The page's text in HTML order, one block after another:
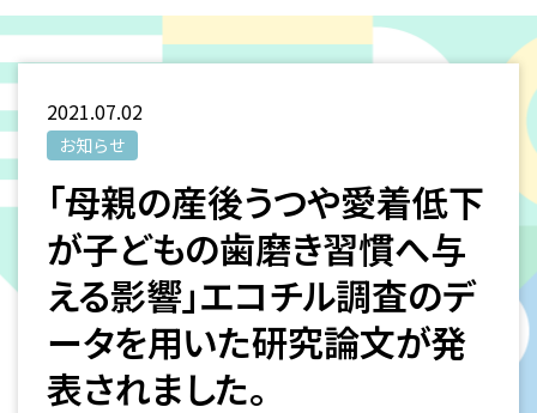
2021.07.02
お知らせ
「母親の産後うつや愛着低下
が子どもの歯磨き習慣へ与
える影響」エコチル調査のデ
ータを用いた研究論文が発
表されました。